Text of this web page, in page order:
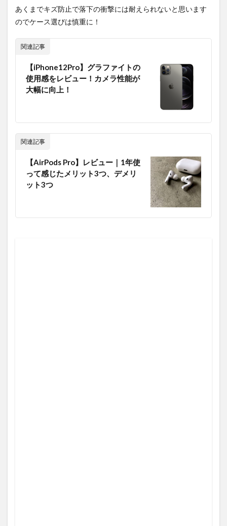
あくまでキズ防止で落下の衝撃には耐えられないと思います
のでケース選びは慎重に！
関連記事
【iPhone12Pro】グラファイトの
使用感をレビュー！カメラ性能が
大幅に向上！
関連記事
【AirPods Pro】レビュー｜1年使
って感じたメリット3つ、デメリ
ット3つ